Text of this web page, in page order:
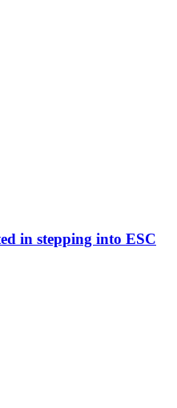
in stepping into ESC